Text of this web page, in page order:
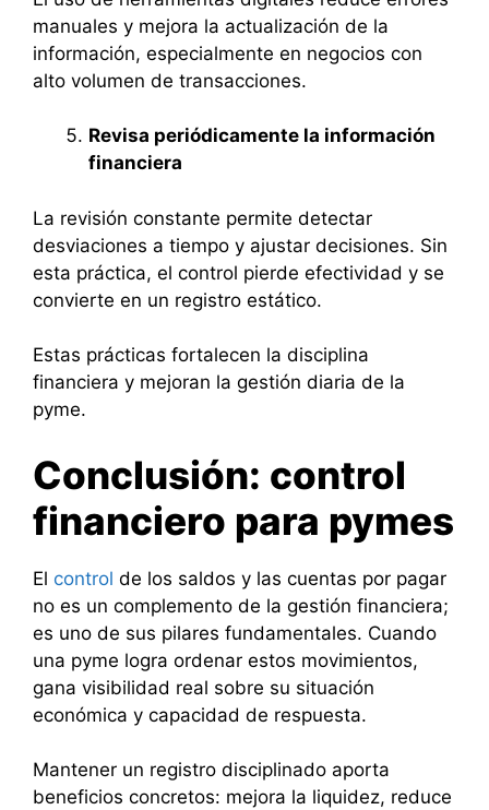
manuales y mejora la actualización de la
información, especialmente en negocios con
alto volumen de transacciones.
Revisa periódicamente la información
financiera
La revisión constante permite detectar
desviaciones a tiempo y ajustar decisiones. Sin
esta práctica, el control pierde efectividad y se
convierte en un registro estático.
Estas prácticas fortalecen la disciplina
financiera y mejoran la gestión diaria de la
pyme.
Conclusión: control
financiero para pymes
El control de los saldos y las cuentas por pagar
no es un complemento de la gestión financiera;
es uno de sus pilares fundamentales. Cuando
una pyme logra ordenar estos movimientos,
gana visibilidad real sobre su situación
económica y capacidad de respuesta.
Mantener un registro disciplinado aporta
beneficios concretos: mejora la liquidez, reduce